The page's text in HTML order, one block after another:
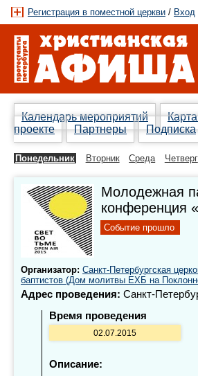
Регистрация в поместной церкви / Вход
Календарь мероприятий
проекте
Партнеры Подписка
Понедельник Вторник Среда Четверг
Молодежная
конференция
Событие прошло
Организатор: Санкт-Петербургская
баптистов (Дом молитвы ЕХБ на
Адрес проведения: Санкт-
Время проведения
02.07.2015
Описание: